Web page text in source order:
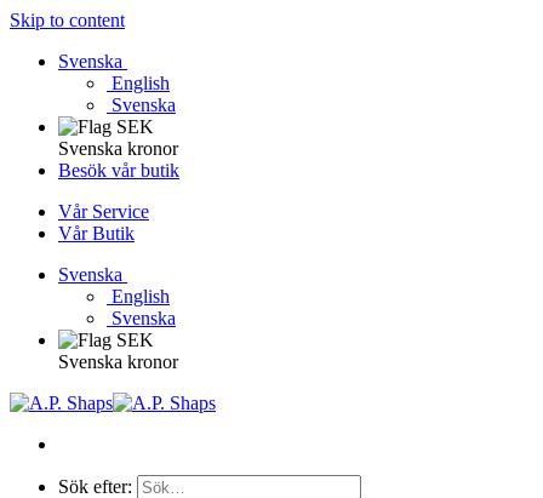
Skip to content
Svenska
English
Svenska
Svenska kronor
Besök vår butik
Vår Service
Vår Butik
Svenska
English
Svenska
Svenska kronor
Sök efter: